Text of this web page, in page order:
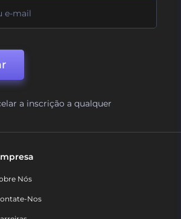
a inscrição a qualquer
Nós
Nos